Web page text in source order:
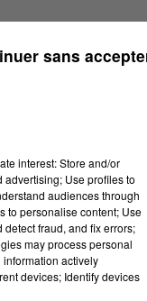
interest: Store and/or
Use profiles to
audiences through
to personalise content; Use
fraud, and fix errors;
may process personal
actively
devices; Identify devices
sans